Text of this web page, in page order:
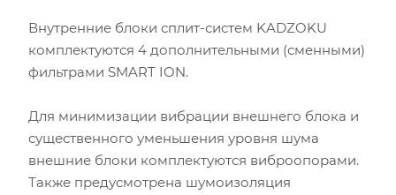
Внутренние блоки сплит-систем KADZOKU
комплектуются 4 дополнительными (сменными)
фильтрами SMART ION.
Для минимизации вибрации внешнего блока и
существенного уменьшения уровня шума
внешние блоки комплектуются виброопорами.
Также предусмотрена шумоизоляция